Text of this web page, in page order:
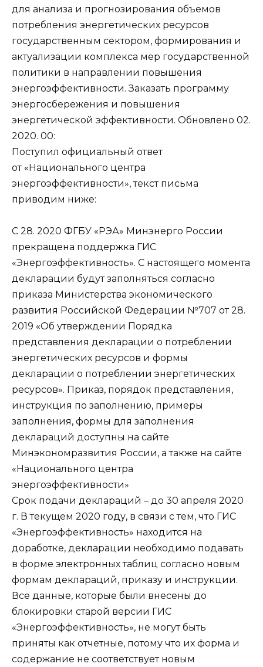
для анализа и прогнозирования объемов
потребления энергетических ресурсов
государственным сектором, формирования и
актуализации комплекса мер государственной
политики в направлении повышения
энергоэффективности. Заказать программу
энергосбережения и повышения
энергетической эффективности. Обновлено 02.
2020. 00:
Поступил официальный ответ
от «Национального центра
энергоэффективности», текст письма
приводим ниже:
С 28. 2020 ФГБУ «РЭА» Минэнерго России
прекращена поддержка ГИС
«Энергоэффективность». С настоящего момента
декларации будут заполняться согласно
приказа Министерства экономического
развития Российской Федерации №707 от 28.
2019 «Об утверждении Порядка
представления декларации о потреблении
энергетических ресурсов и формы
декларации о потреблении энергетических
ресурсов». Приказ, порядок представления,
инструкция по заполнению, примеры
заполнения, формы для заполнения
деклараций доступны на сайте
Минэкономразвития России, а также на сайте
«Национального центра
энергоэффективности»
Срок подачи деклараций – до 30 апреля 2020
г. В текущем 2020 году, в связи с тем, что ГИС
«Энергоэффективность» находится на
доработке, декларации необходимо подавать
в форме электронных таблиц согласно новым
формам деклараций, приказу и инструкции.
Все данные, которые были внесены до
блокировки старой версии ГИС
«Энергоэффективность», не могут быть
приняты как отчетные, потому что их форма и
содержание не соответствует новым